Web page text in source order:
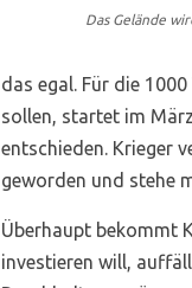
Das Gelände
das egal. Für die
sollen, startet im
entschieden. Krieger
geworden und stehe
Überhaupt bekommt
investieren will,